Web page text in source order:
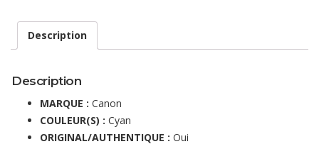
Description
Description
MARQUE : Canon
COULEUR(S) : Cyan
ORIGINAL/AUTHENTIQUE : Oui